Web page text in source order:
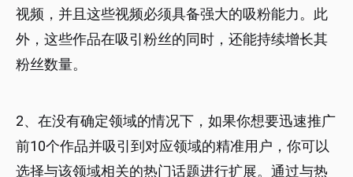
视频，并且这些视频必须具备强大的吸粉能力。此
外，这些作品在吸引粉丝的同时，还能持续增长其
粉丝数量。
2、在没有确定领域的情况下，如果你想要迅速推广
前10个作品并吸引到对应领域的精准用户，你可以
选择与该领域相关的热门话题进行扩展。通过与热